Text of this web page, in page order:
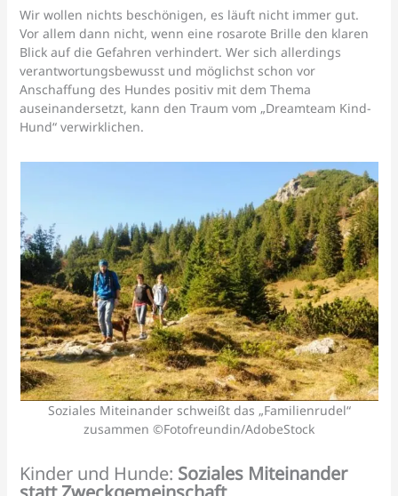
Wir wollen nichts beschönigen, es läuft nicht immer gut.
Vor allem dann nicht, wenn eine rosarote Brille den klaren
Blick auf die Gefahren verhindert. Wer sich allerdings
verantwortungsbewusst und möglichst schon vor
Anschaffung des Hundes positiv mit dem Thema
auseinandersetzt, kann den Traum vom „Dreamteam Kind-
Hund“ verwirklichen.
Soziales Miteinander schweißt das „Familienrudel“
zusammen ©Fotofreundin/AdobeStock
Kinder und Hunde: Soziales Miteinander